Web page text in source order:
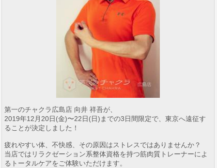
第一のチャクラ広島店 向井 祥吾が、
2019年12月20日(金)〜22日(日)までの3日間限定で、東京へ遠征す
ることが決定しました！
疲れやすい体、不快感、その原因はストレスではありませんか？
当店ではリラクゼーション系整体資格を持つ筋肉質トレーナーによ
るトータルケアをご体験いただけます。